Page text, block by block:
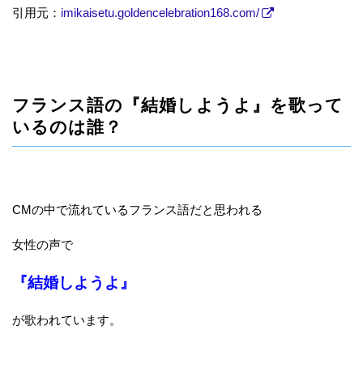
引用元： imikaisetu.goldencelebration168.com/
フランス語の『結婚しようよ』を歌って
いるのは誰？
CMの中で流れているフランス語だと思われる
女性の声で
『結婚しようよ』
が歌われています。